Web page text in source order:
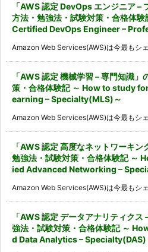
「AWS 認定 DevOps エンジニア –
方法・勉強法・試験対策・合格体
Certified DevOps Engineer –
Amazon Web Services(AWS)は今最もシ
「AWS 認定 機械学習 – 専門知識
策・合格体験記 ～ How to study
earning – Specialty(MLS)～
Amazon Web Services(AWS)は今最もシ
「AWS 認定 高度なネットワーキン
勉強法・試験対策・合格体験記
ied Advanced Networking –
Amazon Web Services(AWS)は今最もシ
「AWS 認定 データアナリティク
強法・試験対策・合格体験記 ～
d Data Analytics – Specialty(DAS)